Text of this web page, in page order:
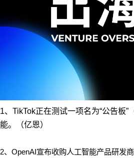
1、TikTok正在测试一项名为“公告板
能。（亿恩）
2、OpenAI宣布收购人工智能产品研发